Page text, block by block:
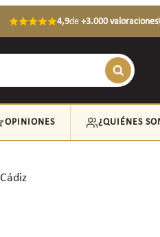
4,9de +3.000 valoraciones
OPINIONES ¿QUIÉNES